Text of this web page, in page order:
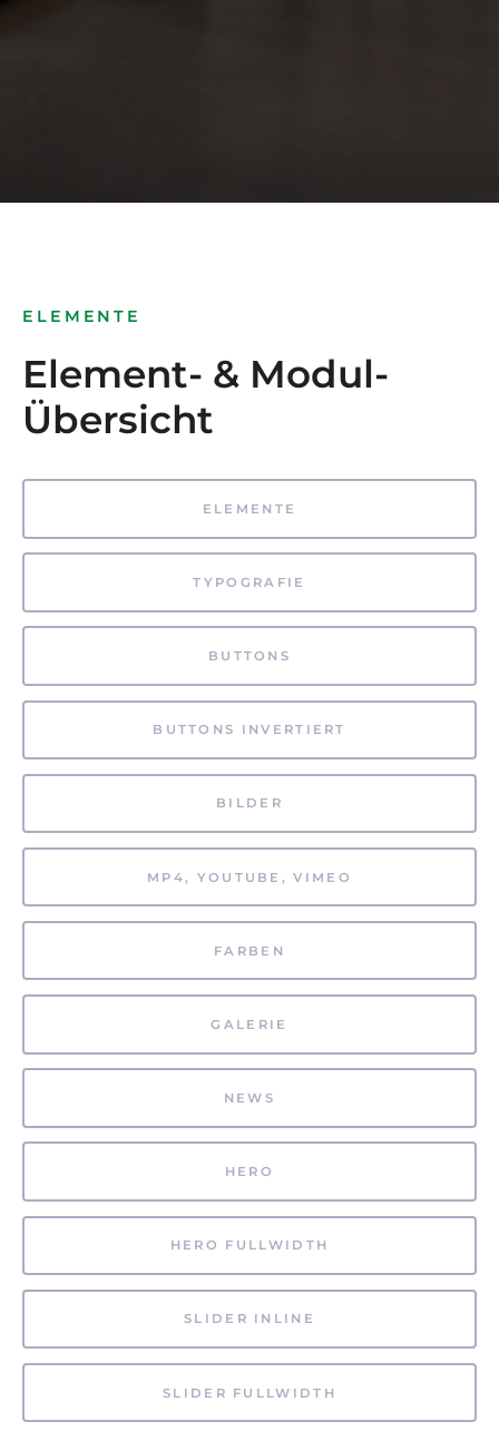
ELEMENTE
Element- & Modul-
Übersicht
ELEMENTE
TYPOGRAFIE
BUTTONS
BUTTONS INVERTIERT
BILDER
MP4, YOUTUBE, VIMEO
FARBEN
GALERIE
NEWS
HERO
HERO FULLWIDTH
SLIDER INLINE
SLIDER FULLWIDTH